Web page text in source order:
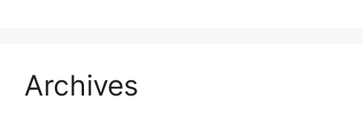
Archives